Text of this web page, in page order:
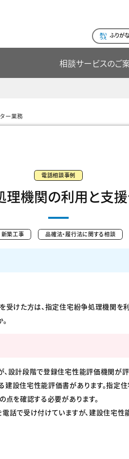
ふりが
相談サービスのご
ー業務
電話相談事例
機関の利用と支
新築工事 品確法・履行法に関する相談
受けた方は、指定住宅紛争処理機関を
設計段階で登録住宅性能評価機関が
設住宅性能評価書があります。指定
点を確認する必要があります。
話で受け付けていますが、建設住宅